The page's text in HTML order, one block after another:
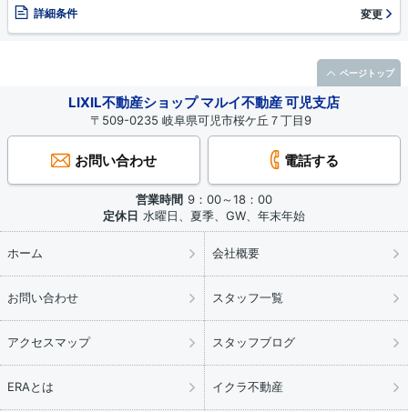
詳細条件 変更
LIXIL不動産ショップ マルイ不動産 可児支店
〒509-0235 岐阜県可児市桜ケ丘７丁目9
お問い合わせ 電話する
営業時間 9：00～18：00
定休日 水曜日、夏季、GW、年末年始
ホーム 会社概要
お問い合わせ スタッフ一覧
アクセスマップ スタッフブログ
ERAとは イクラ不動産
ページトップ